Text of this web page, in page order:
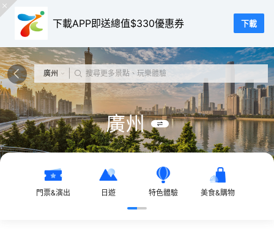
下載APP即送總值$330優惠券 下載
廣州 搜尋更多景點、玩樂體驗
廣州
門票&演出 日遊 特色體驗 美食&購物